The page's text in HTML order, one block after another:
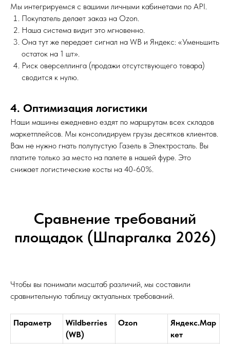
Мы интегрируемся с вашими личными кабинетами по API.
Покупатель делает заказ на Ozon.
Наша система видит это мгновенно.
Она тут же передает сигнал на WB и Яндекс: «Уменьшить
остаток на 1 шт».
Риск оверселлинга (продажи отсутствующего товара)
сводится к нулю.
4. Оптимизация логистики
Наши машины ежедневно ездят по маршрутам всех складов
маркетплейсов. Мы консолидируем грузы десятков клиентов.
Вам не нужно гнать полупустую Газель в Электросталь. Вы
платите только за место на палете в нашей фуре. Это
снижает логистические косты на 40-60%.
Сравнение требований
площадок (Шпаргалка 2026)
Чтобы вы понимали масштаб различий, мы составили
сравнительную таблицу актуальных требований.
Параметр
Wildberries
(WB)
Ozon
Яндекс.Мар
кет